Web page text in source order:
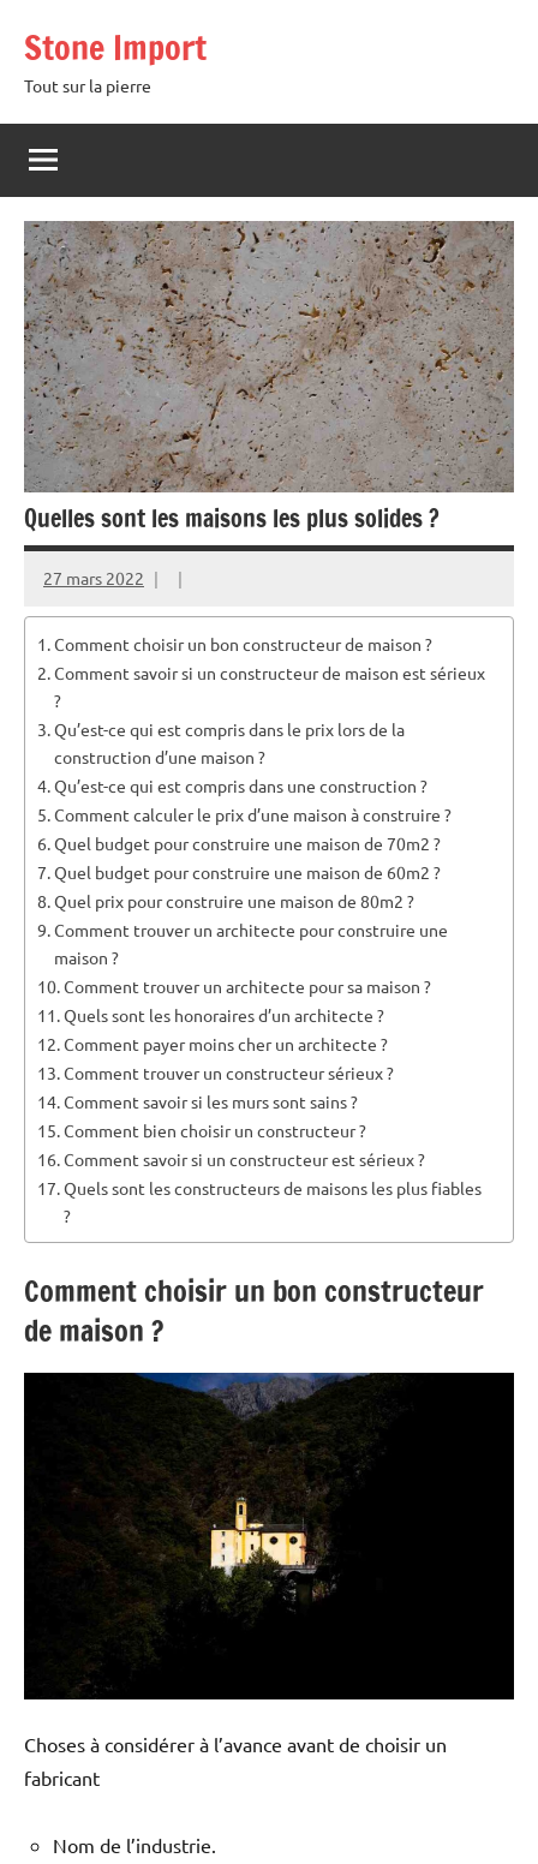
contenu
Stone Import
Tout sur la pierre
Quelles sont les maisons les plus solides ?
27 mars 2022
Comment choisir un bon constructeur de maison ?
Comment savoir si un constructeur de maison est sérieux
?
Qu’est-ce qui est compris dans le prix lors de la
construction d’une maison ?
Qu’est-ce qui est compris dans une construction ?
Comment calculer le prix d’une maison à construire ?
Quel budget pour construire une maison de 70m2 ?
Quel budget pour construire une maison de 60m2 ?
Quel prix pour construire une maison de 80m2 ?
Comment trouver un architecte pour construire une
maison ?
Comment trouver un architecte pour sa maison ?
Quels sont les honoraires d’un architecte ?
Comment payer moins cher un architecte ?
Comment trouver un constructeur sérieux ?
Comment savoir si les murs sont sains ?
Comment bien choisir un constructeur ?
Comment savoir si un constructeur est sérieux ?
Quels sont les constructeurs de maisons les plus fiables
?
Comment choisir un bon constructeur
de maison ?
Choses à considérer à l’avance avant de choisir un
fabricant
Nom de l’industrie.